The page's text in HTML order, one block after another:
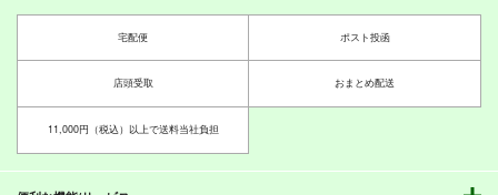
凛ちゃんがネコになっ
330円 （税込）
ラブライブ！
星空凛
やざわセンパイまじパ
専売 330
ラブライブ！
Endless Love～妹ハ
ラショー～
Candy Club
ローマ
作品詳細
東條希
作品詳細
550円（税込）
ぐだ子
作品詳細
宅配便 ポスト投函
店頭受取 おまとめ配送
11,000円（税込）以上で送料当社負担